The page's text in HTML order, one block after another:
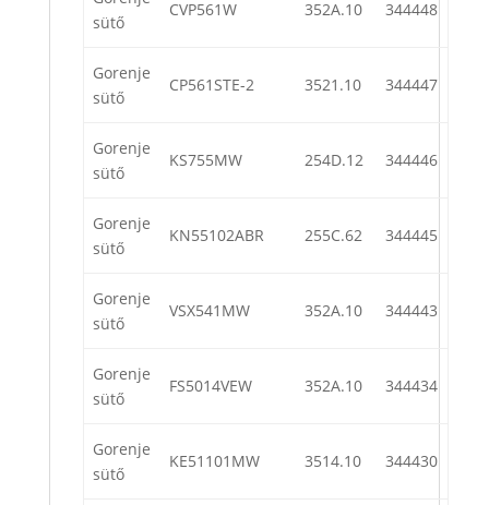
sütő
CVP561W 352A.10 344448
Gorenje
sütő
CP561STE-2 3521.10 344447
Gorenje
sütő
KS755MW 254D.12 344446
Gorenje
sütő
KN55102ABR 255C.62 344445
Gorenje
sütő
VSX541MW 352A.10 344443
Gorenje
sütő
FS5014VEW 352A.10 344434
Gorenje
sütő
KE51101MW 3514.10 344430